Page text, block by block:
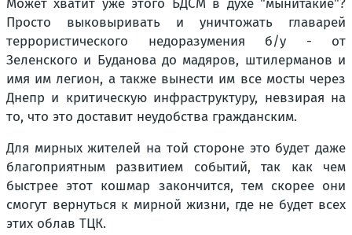
Может хватит уже этого БДСМ в духе "мынитакие"?
Просто выковыривать и уничтожать главарей
террористического недоразумения б/у - от
Зеленского и Буданова до мадяров, штилерманов и
имя им легион, а также вынести им все мосты через
Днепр и критическую инфраструктуру, невзирая на
то, что это доставит неудобства гражданским.
Для мирных жителей на той стороне это будет даже
благоприятным развитием событий, так как чем
быстрее этот кошмар закончится, тем скорее они
смогут вернуться к мирной жизни, где не будет всех
этих облав ТЦК.